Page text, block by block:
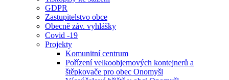
GDPR
Zastupitelstvo obce
Obecně záv. vyhlášky
Covid -19
Projekty
Komunitní centrum
Pořízení velkoobjemových kontejnerů a
štěpkovače pro obec Onomyšl